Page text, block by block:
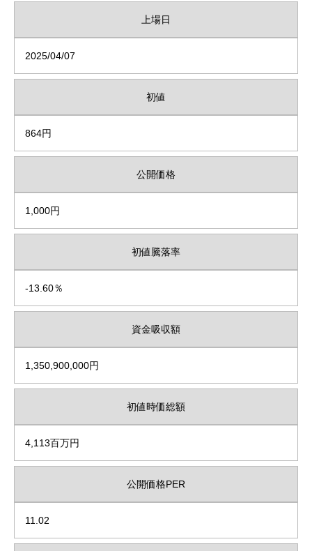
上場日
2025/04/07
初値
864円
公開価格
1,000円
初値騰落率
-13.60％
資金吸収額
1,350,900,000円
初値時価総額
4,113百万円
公開価格PER
11.02